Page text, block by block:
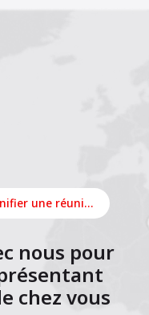
Planifier une réunion en ligne
nous pour
chez vous